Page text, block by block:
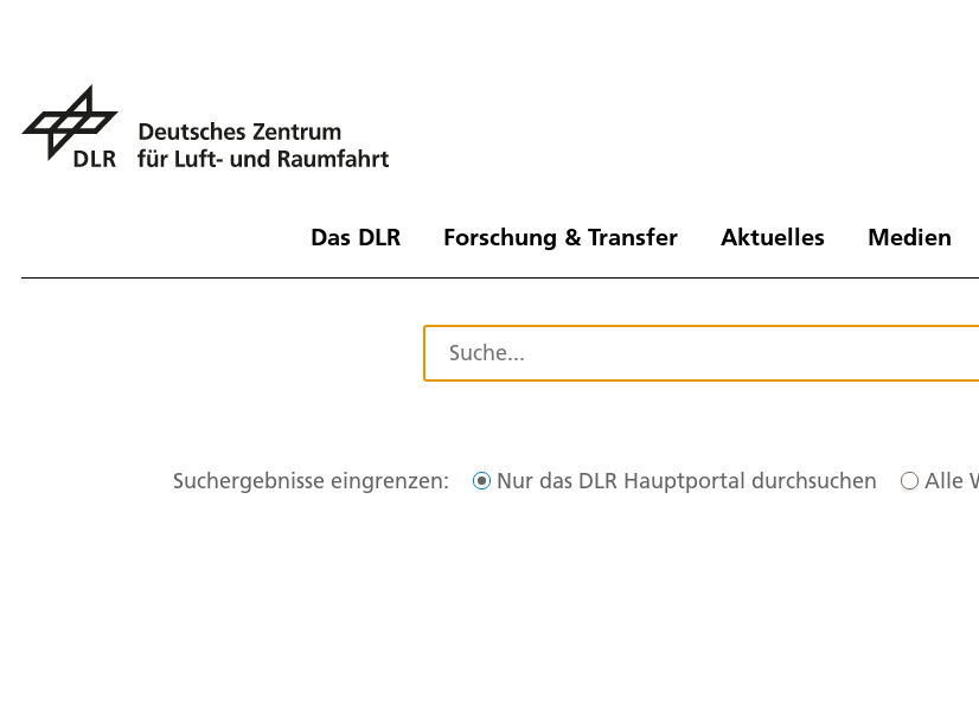
Das DLR Forschung & Transfer Aktuelles Medien
Suchergebnisse eingrenzen: Nur das DLR Hauptportal durchsuchen Alle